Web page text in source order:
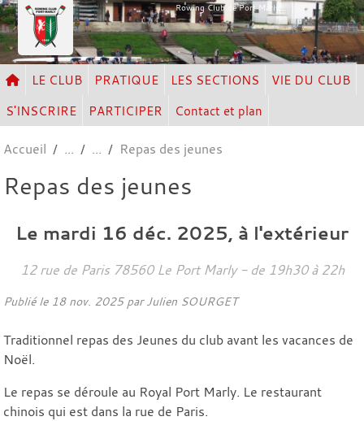
Rowing Club de Port Marly
LE CLUB PRATIQUE LES SECTIONS
VIE DU CLUB
S'INSCRIRE
PARTICIPER Contact et plan
Accueil Repas des jeunes
Repas des jeunes
Le mardi 16 déc. 2025, à l'extérieur
12 rue de Paris 78560 Le Port Marly - de 19h30 à 22h
Publié le 18 nov. 2025par Julien SOURGET
Traditionnel repas des Jeunes du club avant les vacances de
Noël.
Le repas se déroule au Royal Port Marly. Le restaurant
chinois qui est dans la rue de Paris.
Panneau de gestion des cookies